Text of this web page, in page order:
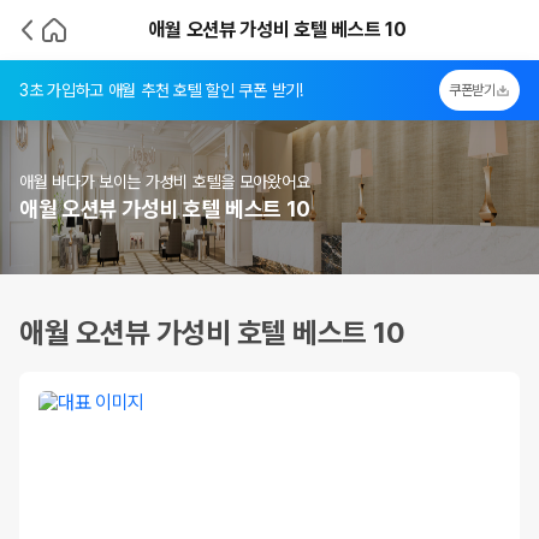
애월 오션뷰 가성비 호텔 베스트 10
3초 가입하고 애월 추천 호텔 할인 쿠폰 받기! 쿠폰받기
애월 바다가 보이는 가성비 호텔을 모아왔어요
애월 오션뷰 가성비 호텔 베스트 10
애월 오션뷰 가성비 호텔 베스트 10